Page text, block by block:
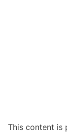
This content is